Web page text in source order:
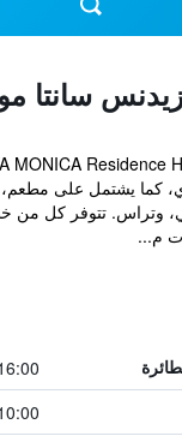
سانتا
كما يشتمل على مطعم،
وتراس. تتوفر كل من
م...